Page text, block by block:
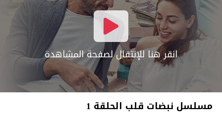
انقر هنا للإنتقال لصفحة المشاهدة
مسلسل نبضات قلب الحلقة 1